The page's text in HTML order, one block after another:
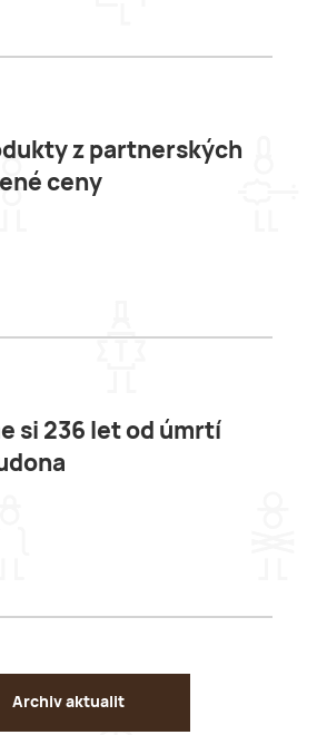
z partnerských
ceny
si 236 let od úmrtí
Archiv aktualit